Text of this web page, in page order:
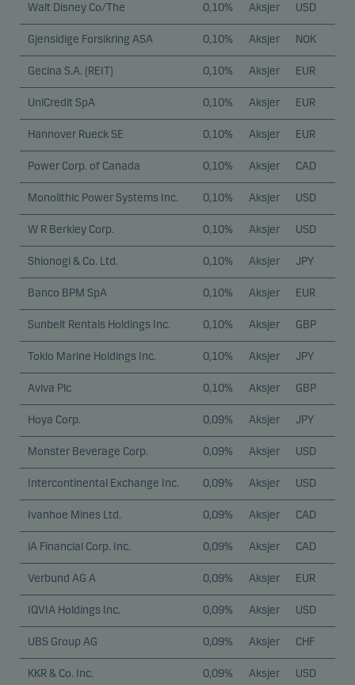
Walt Disney Co/The 0,10% Aksjer USD
Gjensidige Forsikring ASA 0,10% Aksjer NOK
Gecina S.A. (REIT) 0,10% Aksjer EUR
UniCredit SpA 0,10% Aksjer EUR
Hannover Rueck SE 0,10% Aksjer EUR
Power Corp. of Canada 0,10% Aksjer CAD
Monolithic Power Systems Inc. 0,10% Aksjer USD
W R Berkley Corp. 0,10% Aksjer USD
Shionogi & Co. Ltd. 0,10% Aksjer JPY
Banco BPM SpA 0,10% Aksjer EUR
Sunbelt Rentals Holdings Inc. 0,10% Aksjer GBP
Tokio Marine Holdings Inc. 0,10% Aksjer JPY
Aviva Plc 0,10% Aksjer GBP
Hoya Corp. 0,09% Aksjer JPY
Monster Beverage Corp. 0,09% Aksjer USD
Intercontinental Exchange Inc. 0,09% Aksjer USD
Ivanhoe Mines Ltd. 0,09% Aksjer CAD
iA Financial Corp. Inc. 0,09% Aksjer CAD
Verbund AG A 0,09% Aksjer EUR
IQVIA Holdings Inc. 0,09% Aksjer USD
UBS Group AG 0,09% Aksjer CHF
KKR & Co. Inc. 0,09% Aksjer USD